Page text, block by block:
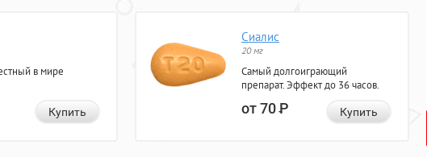
в мире
Купить
Сиалис
20 мг
Самый долгоиграющий
препарат. Эффект до 36 часов.
от 70Р Купить